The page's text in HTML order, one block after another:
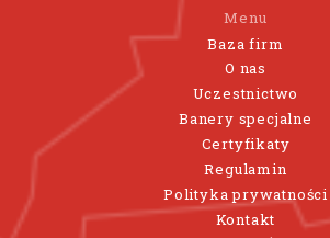
Menu
Baza firm
O nas
Uczestnictwo
Banery specjalne
Certyfikaty
Regulamin
Polityka prywatności
Kontakt